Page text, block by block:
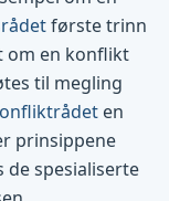
første trinn
om en konflikt
til megling
en
prinsippene
spesialiserte